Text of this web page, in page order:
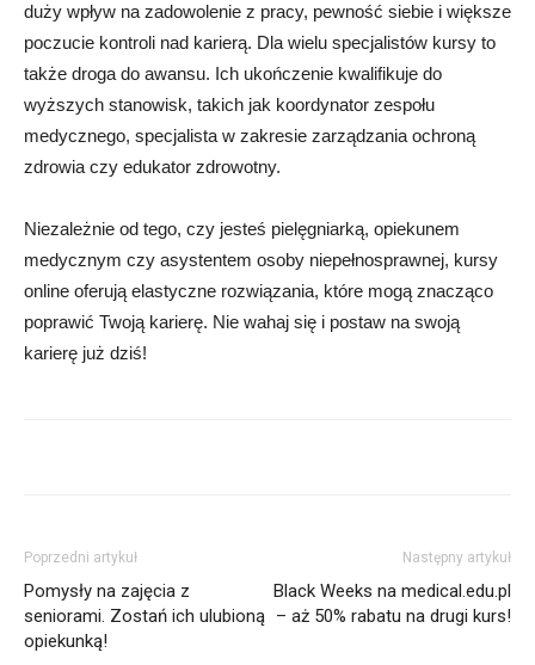
duży wpływ na zadowolenie z pracy, pewność siebie i większe
poczucie kontroli nad karierą. Dla wielu specjalistów kursy to
także droga do awansu. Ich ukończenie kwalifikuje do
wyższych stanowisk, takich jak koordynator zespołu
medycznego, specjalista w zakresie zarządzania ochroną
zdrowia czy edukator zdrowotny.
Niezależnie od tego, czy jesteś pielęgniarką, opiekunem
medycznym czy asystentem osoby niepełnosprawnej, kursy
online oferują elastyczne rozwiązania, które mogą znacząco
poprawić Twoją karierę. Nie wahaj się i postaw na swoją
karierę już dziś!
Poprzedni artykuł
Pomysły na zajęcia z
seniorami. Zostań ich ulubioną
opiekunką!
Następny artykuł
Black Weeks na medical.edu.pl
– aż 50% rabatu na drugi kurs!